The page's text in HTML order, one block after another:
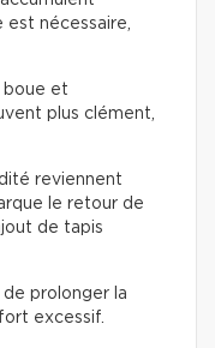
nécessaire,
boue et
plus clément,
reviennent
le retour de
de tapis
de prolonger la
excessif.